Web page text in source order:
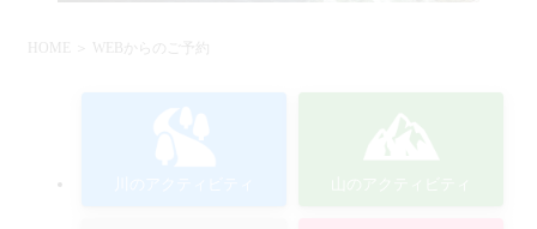
HOME ＞ WEBからのご予約